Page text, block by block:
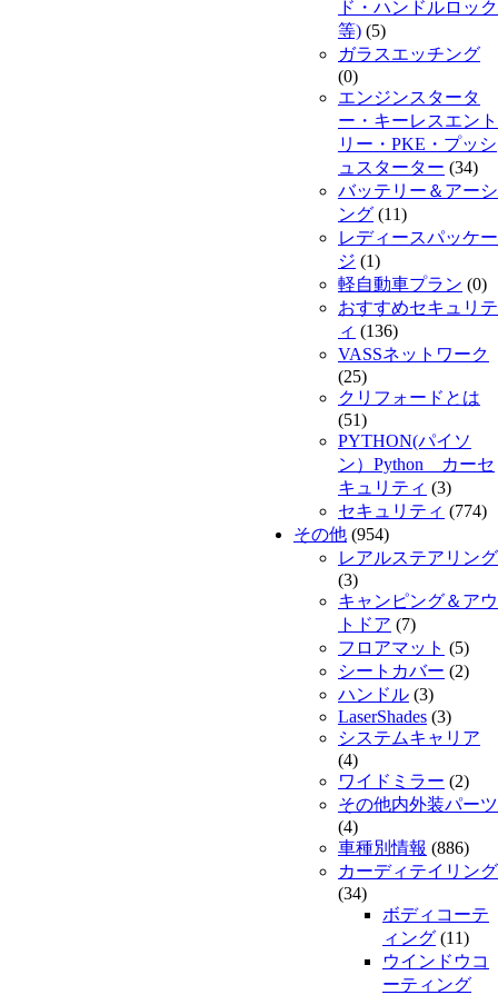
ド・ハンドルロック
等) (5)
ガラスエッチング
(0)
エンジンスタータ
ー・キーレスエント
リー・PKE・プッシ
ュスターター (34)
バッテリー＆アーシ
ング (11)
レディースパッケー
ジ (1)
軽自動車プラン (0)
おすすめセキュリテ
ィ (136)
VASSネットワーク
(25)
クリフォードとは
(51)
PYTHON(パイソ
ン）Python カーセ
キュリティ (3)
セキュリティ (774)
その他 (954)
レアルステアリング
(3)
キャンピング＆アウ
トドア (7)
フロアマット (5)
シートカバー (2)
ハンドル (3)
LaserShades (3)
システムキャリア
(4)
ワイドミラー (2)
その他内外装パーツ
(4)
車種別情報 (886)
カーディテイリング
(34)
ボディコーテ
ィング (11)
ウインドウコ
ーティング